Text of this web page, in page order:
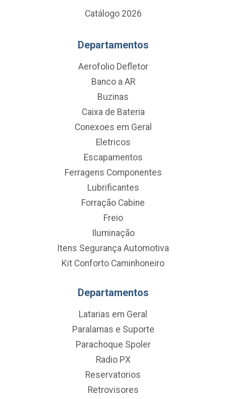
Catálogo 2026
Departamentos
Aerofolio Defletor
Banco a AR
Buzinas
Caixa de Bateria
Conexoes em Geral
Eletricos
Escapamentos
Ferragens Componentes
Lubrificantes
Forração Cabine
Freio
Iluminação
Itens Segurança Automotiva
Kit Conforto Caminhoneiro
Departamentos
Latarias em Geral
Paralamas e Suporte
Parachoque Spoler
Radio PX
Reservatorios
Retrovisores